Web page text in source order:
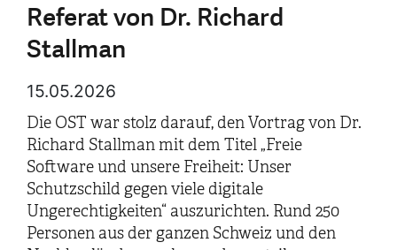
Referat von Dr. Richard
Stallman
15.05.2026
Die OST war stolz darauf, den Vortrag von Dr.
Richard Stallman mit dem Titel „Freie
Software und unsere Freiheit: Unser
Schutzschild gegen viele digitale
Ungerechtigkeiten“ auszurichten. Rund 250
Personen aus der ganzen Schweiz und den